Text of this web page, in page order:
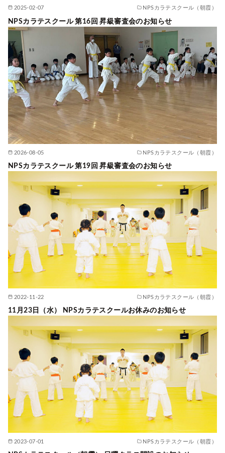
2025-02-07 NPSカラテスクール（朝霞）
NPSカラテスクール 第16回 昇級審査会のお知らせ
2026-08-05 NPSカラテスクール（朝霞）
NPSカラテスクール 第19回 昇級審査会のお知らせ
2022-11-22 NPSカラテスクール（朝霞）
11月23日（水） NPSカラテスクールお休みのお知らせ
2023-07-01 NPSカラテスクール（朝霞）